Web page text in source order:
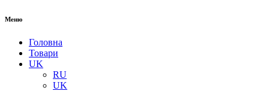
Меню
Головна
Товари
UK
RU
UK